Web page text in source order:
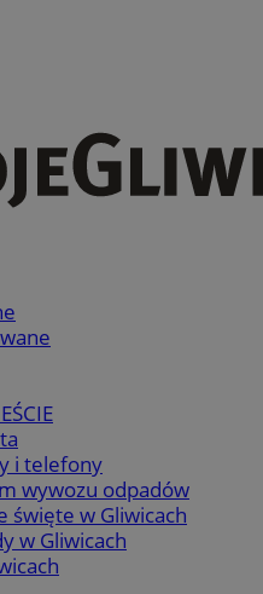
i telefony
wywozu odpadów
święte w Gliwicach
w Gliwicach